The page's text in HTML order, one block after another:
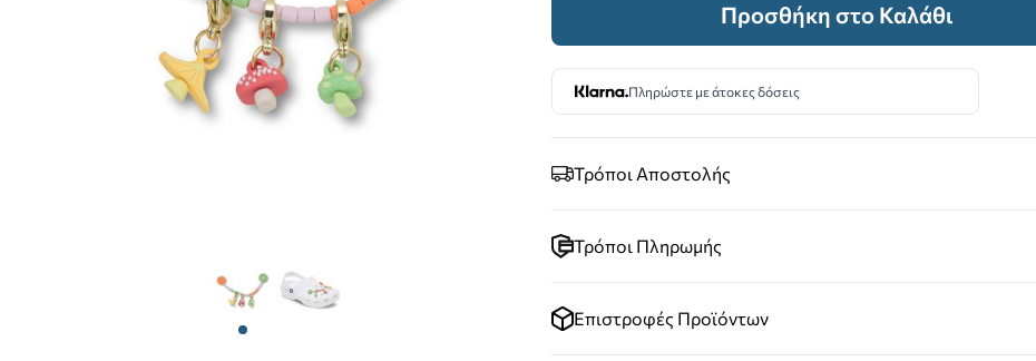
View larger image
Προσθήκη στο Καλάθι
Πληρώστε με άτοκες δόσεις
Τρόποι Αποστολής
Τρόποι Πληρωμής
Επιστροφές Προϊόντων